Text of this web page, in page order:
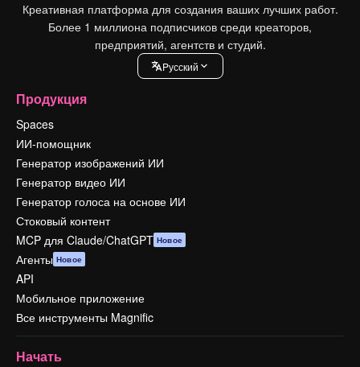
Креативная платформа для создания ваших лучших работ.
Более 1 миллиона подписчиков среди креаторов,
предприятий, агентств и студий.
Pусский
Продукция
Spaces
ИИ-помощник
Генератор изображений ИИ
Генератор видео ИИ
Генератор голоса на основе ИИ
Стоковый контент
MCP для Claude/ChatGPT Новое
Агенты Новое
API
Мобильное приложение
Все инструменты Magnific
Начать